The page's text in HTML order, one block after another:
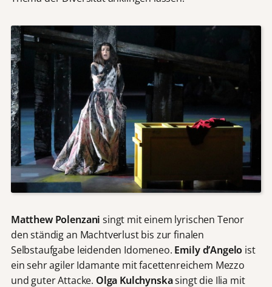
Matthew Polenzani singt mit einem lyrischen Tenor
den ständig an Machtverlust bis zur finalen
Selbstaufgabe leidenden Idomeneo. Emily d’Angelo ist
ein sehr agiler Idamante mit facettenreichem Mezzo
und guter Attacke. Olga Kulchynskasingt die Ilia mit